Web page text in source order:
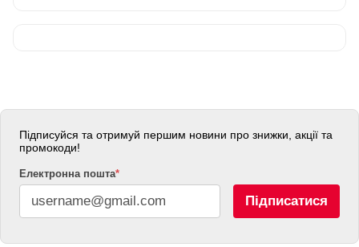
Підписуйся та отримуй першим новини про знижки, акції та
промокоди!
Електронна пошта*
Підписатися